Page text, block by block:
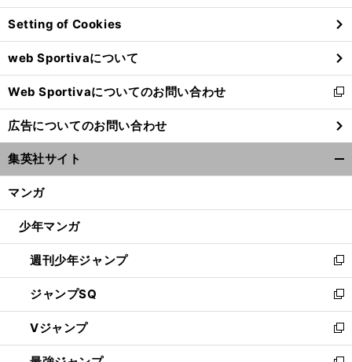
ン
ド
ウ
で
開
く
Setting of Cookies
web Sportivaについて
Web Sportivaについてのお問い合わせ
新
し
い
ウ
ィ
ン
ウ
開
く
広告についてのお問い合わせ
集英社サイト
マンガ
少年マンガ
週刊少年ジャンプ
新
し
い
ウ
ィ
ン
ジャンプSQ
新
し
い
ウ
Vジャンプ
新
し